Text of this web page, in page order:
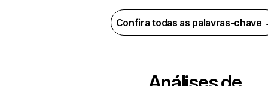
Confira todas as palavras-chave